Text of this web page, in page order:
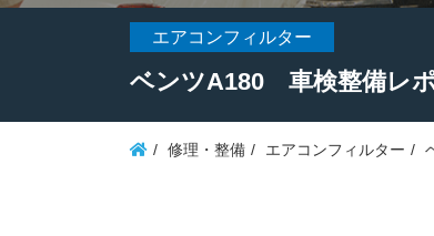
エアコンフィルター
ベンツA180 車検整備レ
修理・整備 エアコンフィルター